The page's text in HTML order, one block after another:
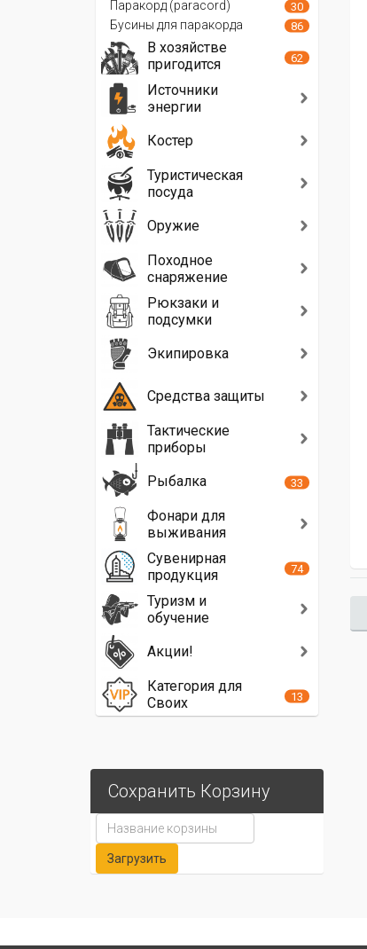
Паракорд (paracord) 30
Бусины для паракорда 86
В хозяйстве
пригодится
62
Источники
энергии
Костер
Туристическая
посуда
Оружие
Походное
снаряжение
Рюкзаки и
подсумки
Экипировка
Средства защиты
Тактические
приборы
Рыбалка
33
Фонари для
выживания
Сувенирная
продукция
74
Туризм и
обучение
Акции!
Категория для
Своих
13
Сохранить Корзину